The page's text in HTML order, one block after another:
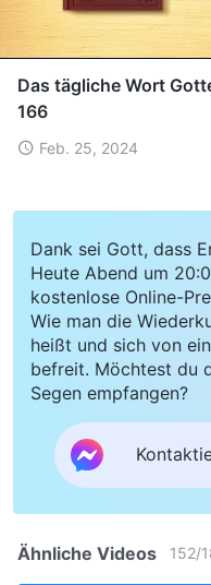
Das tägliche Wort
166
Feb. 25, 2024
Dank sei Gott, dass
Heute Abend um
kostenlose Online-
Wie man die
heißt und sich von
befreit. Möchtest du
Segen empfangen?
Ähnliche Videos 152/